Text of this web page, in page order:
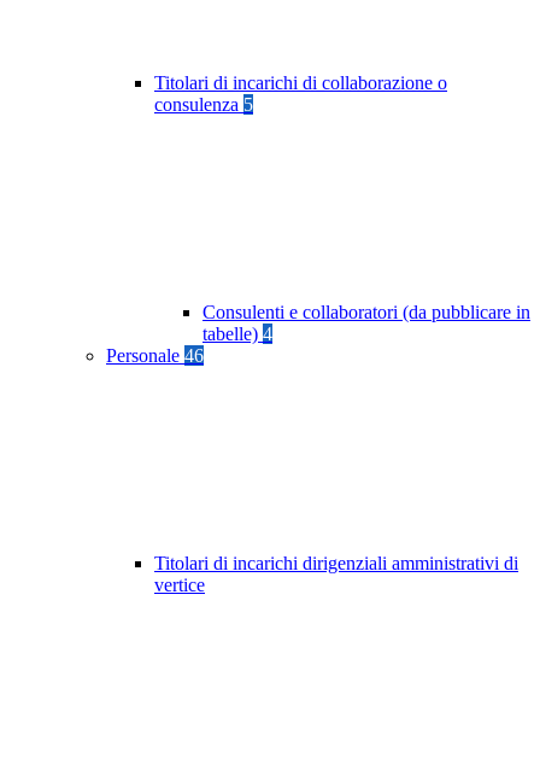
Titolari di incarichi di collaborazione o
consulenza 5
Consulenti e collaboratori (da pubblicare in
tabelle) 4
Personale 46
Titolari di incarichi dirigenziali amministrativi di
vertice